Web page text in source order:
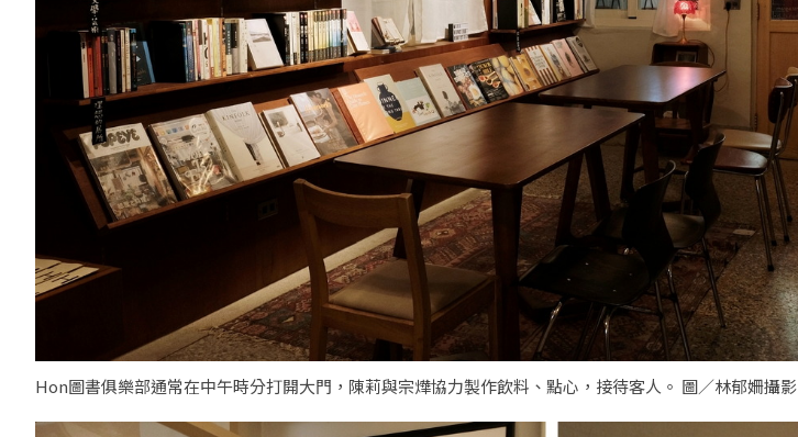
Hon圖書俱樂部通常在中午時分打開大門，陳莉與宗燁協力製作飲料、點心，接待客人。 圖／林郁姍攝影